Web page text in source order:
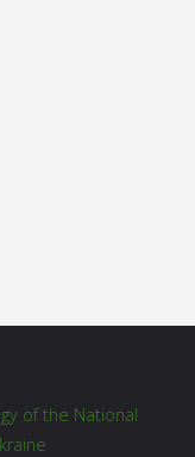
of the National